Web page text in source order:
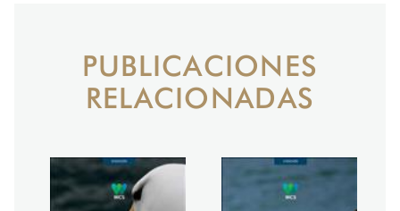
PUBLICACIONES
RELACIONADAS